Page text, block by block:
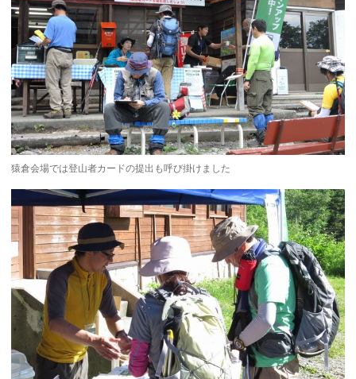
猿倉会場では登山者カードの提出も呼び掛けました